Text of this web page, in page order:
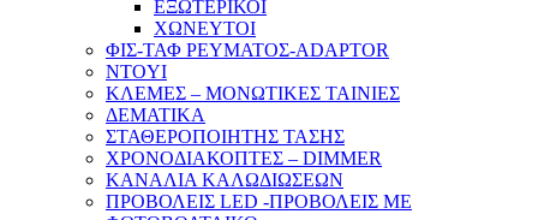
ΕΞΩΤΕΡΙΚΟΙ
ΧΩΝΕΥΤΟΙ
ΦΙΣ-ΤΑΦ ΡΕΥΜΑΤΟΣ-ADAPTOR
NTOYI
ΚΛΕΜΕΣ – ΜΟΝΩΤΙΚΕΣ ΤΑΙΝΙΕΣ
ΔΕΜΑΤΙΚΑ
ΣΤΑΘΕΡΟΠΟΙΗΤΗΣ ΤΑΣΗΣ
ΧΡΟΝΟΔΙΑΚΟΠΤΕΣ – DIMMER
ΚΑΝΑΛΙΑ ΚΑΛΩΔΙΩΣΕΩΝ
ΠΡΟΒΟΛΕΙΣ LED -ΠΡΟΒΟΛΕΙΣ ΜΕ